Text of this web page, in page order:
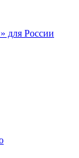
для России